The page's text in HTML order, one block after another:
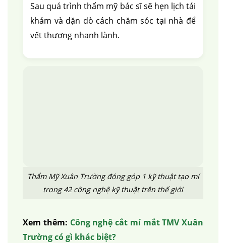
Sau quá trình thẩm mỹ bác sĩ sẽ hẹn lịch tái
khám và dặn dò cách chăm sóc tại nhà để
vết thương nhanh lành.
Thẩm Mỹ Xuân Trường đóng góp 1 kỹ thuật tạo mí
trong 42 công nghệ kỹ thuật trên thế giới
Xem thêm: Công nghệ cắt mí mắt TMV Xuân
Trường có gì khác biệt?